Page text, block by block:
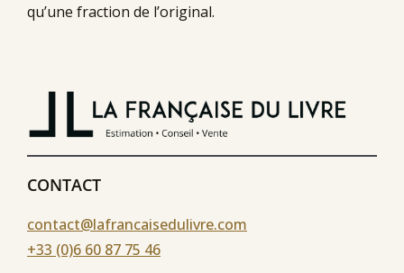
qu’une fraction de l’original.
CONTACT
contact@lafrancaisedulivre.com
+33 (0)6 60 87 75 46